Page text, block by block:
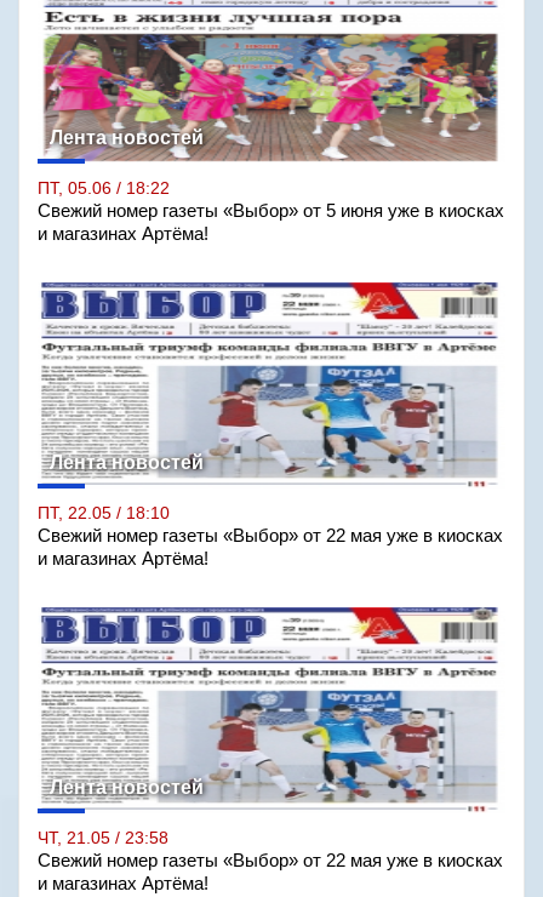
Лента новостей
ПТ, 05.06 / 18:22
Свежий номер газеты «Выбор» от 5 июня уже в киосках
и магазинах Артёма!
Лента новостей
ПТ, 22.05 / 18:10
Свежий номер газеты «Выбор» от 22 мая уже в киосках
и магазинах Артёма!
Лента новостей
ЧТ, 21.05 / 23:58
Свежий номер газеты «Выбор» от 22 мая уже в киосках
и магазинах Артёма!